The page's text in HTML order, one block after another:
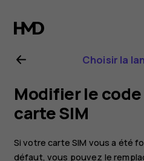
Guide
de
Nokia
8.1
Choisir la
Modifier le
carte SIM
Si votre carte SIM vous a été
défaut, vous pouvez le